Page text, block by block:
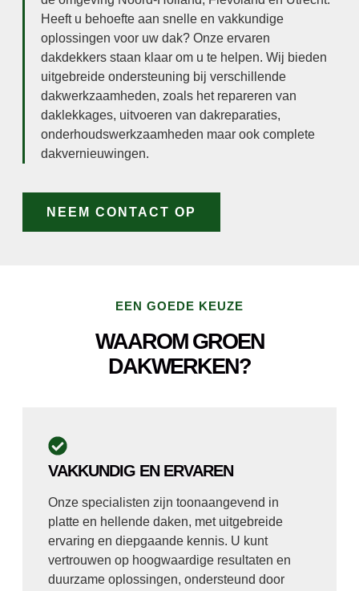
Heeft u behoefte aan snelle en vakkundige
oplossingen voor uw dak? Onze ervaren
dakdekkers staan klaar om u te helpen. Wij bieden
uitgebreide ondersteuning bij verschillende
dakwerkzaamheden, zoals het repareren van
daklekkages, uitvoeren van dakreparaties,
onderhoudswerkzaamheden maar ook complete
dakvernieuwingen.
NEEM CONTACT OP
EEN GOEDE KEUZE
WAAROM GROEN
DAKWERKEN?
VAKKUNDIG EN ERVAREN
Onze specialisten zijn toonaangevend in
platte en hellende daken, met uitgebreide
ervaring en diepgaande kennis. U kunt
vertrouwen op hoogwaardige resultaten en
duurzame oplossingen, ondersteund door